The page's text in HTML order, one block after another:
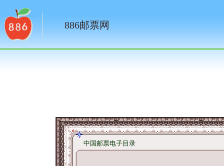
886邮票网
中国邮票电子目录